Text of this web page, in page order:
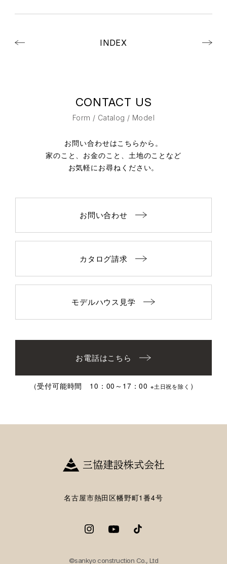
INDEX
CONTACT US
Form / Catalog / Model
お問い合わせはこちらから。
家のこと、お金のこと、土地のことなど
お気軽にお尋ねください。
お問い合わせ
カタログ請求
モデルハウス見学
お電話はこちら
（受付可能時間 10：00～17：00 ※土日祝を除く ）
名古屋市熱田区幡野町1番4号
©sankyo construction Co., Ltd